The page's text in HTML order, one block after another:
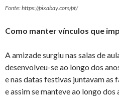
Fonte: https://pixabay.com/pt/
Como manter vínculos que
A amizade surgiu nas salas de
desenvolveu-se ao longo dos
e nas datas festivas juntavam as
e assim se manteve ao longo